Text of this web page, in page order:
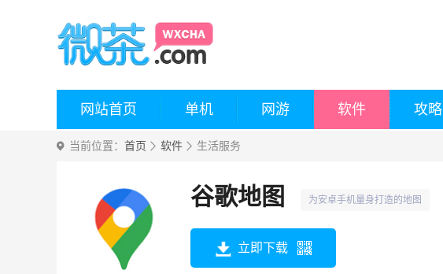
网站首页 单机 网游 软件 攻略
当前位置： 首页 软件 生活服务
谷歌地图 为安卓手机量身打造的地图
立即下载